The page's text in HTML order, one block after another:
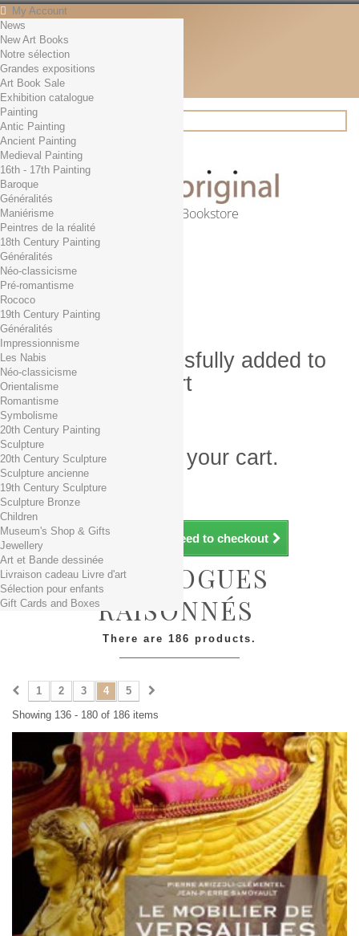
My Account
Contact
English
English
Français
News
Search
Online Art Bookstore
Cart (empty)
No products
Free shipping!
0,00 € Total
Check out
Product successfully added to
your shopping cart
Quantity
Total
There is 1 item in your cart.
Total products (tax incl.)
Total shipping TTC
Total (tax incl.)
Continue shopping Proceed to checkout
News
New Art Books
Notre sélection
Grandes expositions
Art Book Sale
Exhibition catalogue
Painting
Antic Painting
Ancient Painting
Medieval Painting
16th - 17th Painting
Baroque
Généralités
Maniérisme
Peintres de la réalité
18th Century Painting
Généralités
Néo-classicisme
Pré-romantisme
Rococo
19th Century Painting
Généralités
Impressionnisme
Les Nabis
Néo-classicisme
Orientalisme
Romantisme
Symbolisme
20th Century Painting
Sculpture
20th Century Sculpture
Sculpture ancienne
19th Century Sculpture
Sculpture Bronze
Children
Museum's Shop & Gifts
Jewellery
Art et Bande dessinée
Livraison cadeau Livre d'art
Sélection pour enfants
Gift Cards and Boxes
CATALOGUES
RAISONNÉS
There are 186 products.
1 2 3 4
5
Showing 136 - 180 of 186 items